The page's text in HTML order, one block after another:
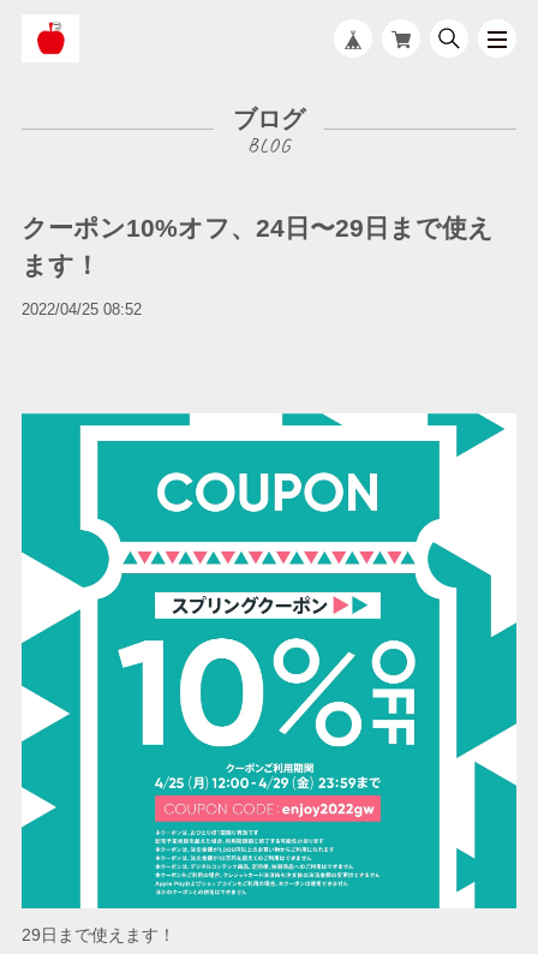
ブログ
クーポン10%オフ、24日〜29日まで使え
ます！
2022/04/25 08:52
29日まで使えます！